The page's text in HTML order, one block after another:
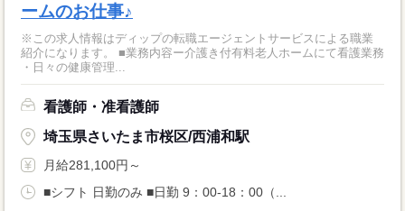
ームのお仕事♪
※この求人情報はディップの転職エージェントサービスによる職業
紹介になります。 ■業務内容ー介護き付有料老人ホームにて看護業務
・日々の健康管理...
看護師・准看護師
埼玉県さいたま市桜区/西浦和駅
月給281,100円～
■シフト 日勤のみ ■日勤 9：00-18：00（...